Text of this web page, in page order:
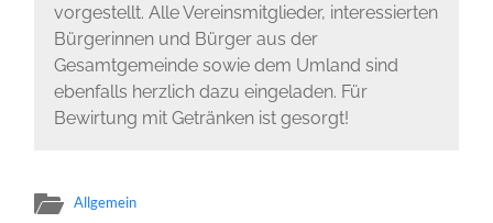
vorgestellt. Alle Vereinsmitglieder, interessierten
Bürgerinnen und Bürger aus der
Gesamtgemeinde sowie dem Umland sind
ebenfalls herzlich dazu eingeladen. Für
Bewirtung mit Getränken ist gesorgt!
Allgemein